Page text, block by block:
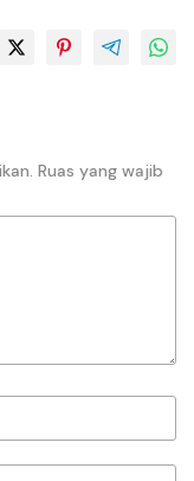
Ruas yang wajib